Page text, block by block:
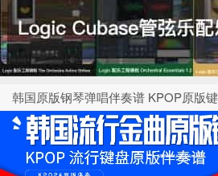
韩国原版钢琴弹唱伴奏谱 KPOP原版